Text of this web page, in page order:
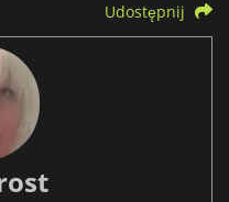
Udostępnij